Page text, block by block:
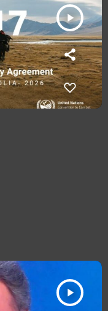
play_arrow
play_arrow